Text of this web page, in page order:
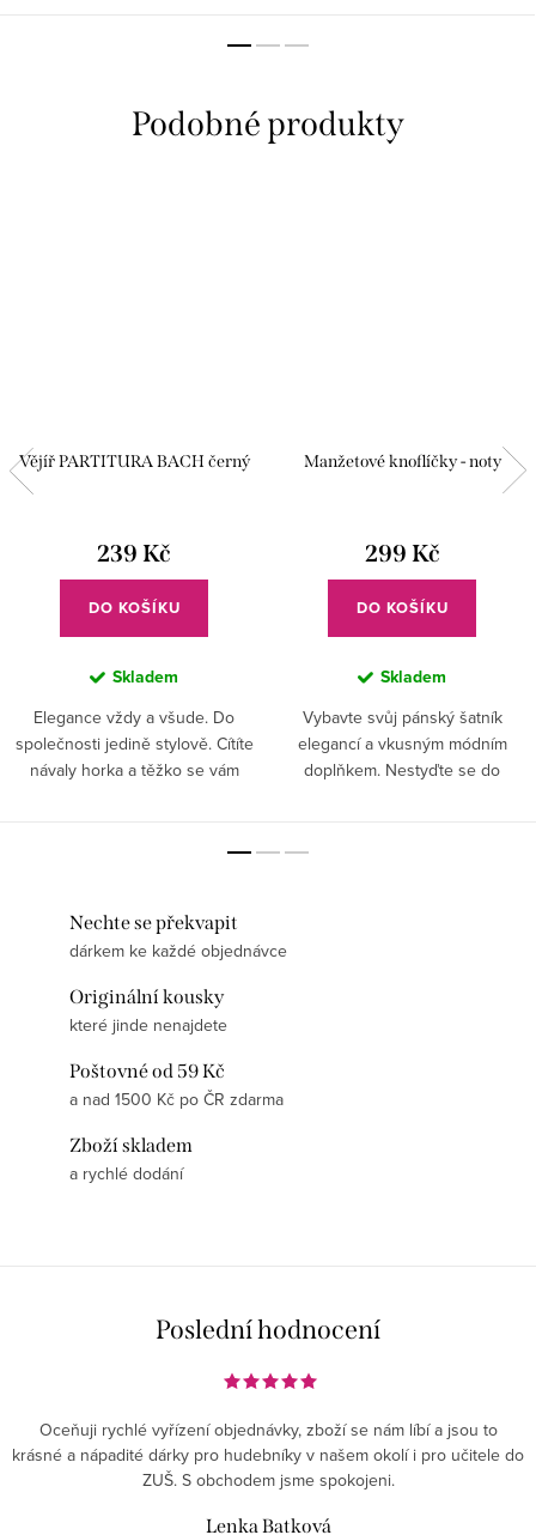
Vějíř PARTITURA BACH černý
239 Kč
DO KOŠÍKU
Skladem
Elegance vždy a všude. Do
společnosti jedině stylově. Cítíte
návaly horka a těžko se vám
Manžetové knoflíčky - noty
299 Kč
DO KOŠÍKU
Skladem
Vybavte svůj pánský šatník
elegancí a vkusným módním
doplňkem. Nestyďte se do
pouze dámská záležitost?
Nechte se překvapit
dárkem ke každé objednávce
Originální kousky
které jinde nenajdete
Poštovné od 59 Kč
a nad 1500 Kč po ČR zdarma
Zboží skladem
a rychlé dodání
Poslední hodnocení
Oceňuji rychlé vyřízení objednávky, zboží se nám líbí a jsou to
krásné a nápadité dárky pro hudebníky v našem okolí i pro učitele do
ZUŠ. S obchodem jsme spokojeni.
Lenka Batková